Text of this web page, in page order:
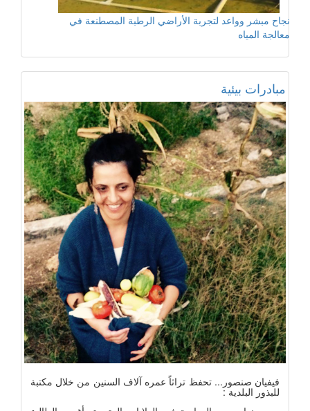
نجاح مبشر وواعد لتجربة الأراضي الرطبة المصطنعة في
معالجة المياه
مبادرات بيئية
فيفيان صنصور... تحفظ تراثاً عمره آلاف السنين من خلال مكتبة
للبذور البلدية :